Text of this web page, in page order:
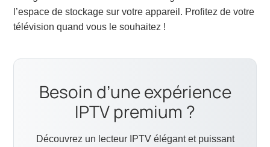
l’espace de stockage sur votre appareil. Profitez de votre
télévision quand vous le souhaitez !
Besoin d’une expérience
IPTV premium ?
Découvrez un lecteur IPTV élégant et puissant